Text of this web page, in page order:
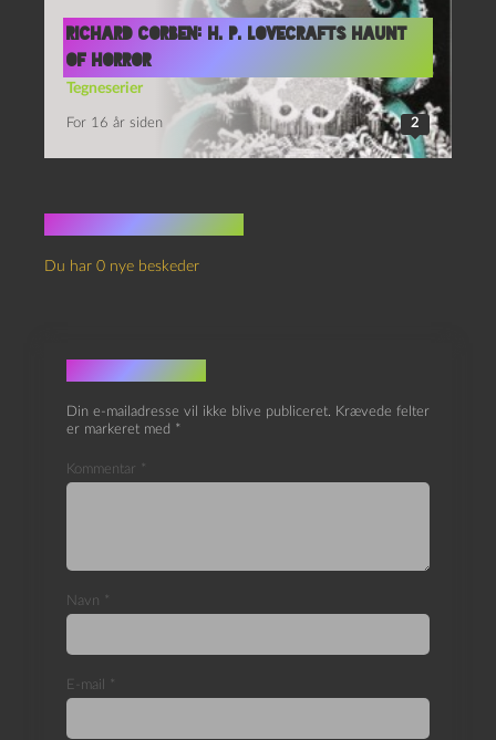
Richard Corben: H. P. Lovecrafts Haunt
of Horror
Tegneserier
For 16 år siden 2
Du har 0 nye beskeder
Skriv et svar
Din e-mailadresse vil ikke blive publiceret. Krævede felter
er markeret med *
Kommentar *
Navn *
E-mail *